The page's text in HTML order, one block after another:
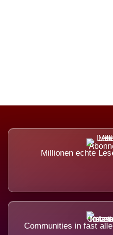
Millionen echte
Communities in fast